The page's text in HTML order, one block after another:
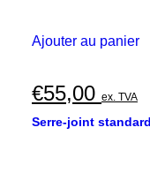
Ajouter au panier
€55,00 ex. TVA
Serre-joint